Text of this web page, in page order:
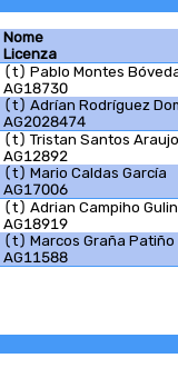
Nome
Licenza
(t) Pablo Montes
AG18730
(t) Adrían Rodríguez
AG2028474
(t) Tristan Santos Araujo
AG12892
(t) Mario Caldas García
AG17006
(t) Adrian Campiho Gulin
AG18919
(t) Marcos Graña Patiño
AG11588